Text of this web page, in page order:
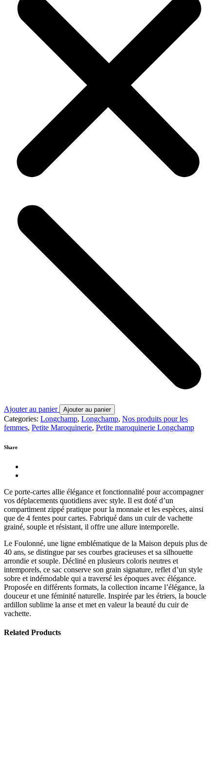
Ajouter au panier Ajouter au panier
Categories: Longchamp, Longchamp, Nos produits pour les
femmes, Petite Maroquinerie, Petite maroquinerie Longchamp
Share
Ce porte-cartes allie élégance et fonctionnalité pour accompagner
vos déplacements quotidiens avec style. Il est doté d’un
compartiment zippé pratique pour la monnaie et les espèces, ainsi
que de 4 fentes pour cartes. Fabriqué dans un cuir de vachette
grainé, souple et résistant, il offre une allure intemporelle.
Le Foulonné, une ligne emblématique de la Maison depuis plus de
40 ans, se distingue par ses courbes gracieuses et sa silhouette
arrondie et souple. Décliné en plusieurs coloris neutres et
intemporels, ce sac conserve son grain signature, reflet d’un style
sobre et indémodable qui a traversé les époques avec élégance.
Proposée en différents formats, la collection incarne l’élégance, la
douceur et une féminité naturelle. Inspirée par les étriers, la boucle
ardillon sublime la anse et met en valeur la beauté du cuir de
vachette.
Related Products